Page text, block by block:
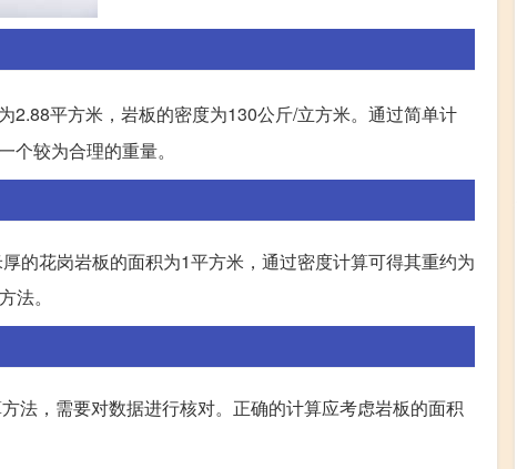
2.88平方米，岩板的密度为130公斤/立方米。通过简单计
较为合理的重量。
的花岗岩板的面积为1平方米，通过密度计算可得其重约为
法。
法，需要对数据进行核对。正确的计算应考虑岩板的面积